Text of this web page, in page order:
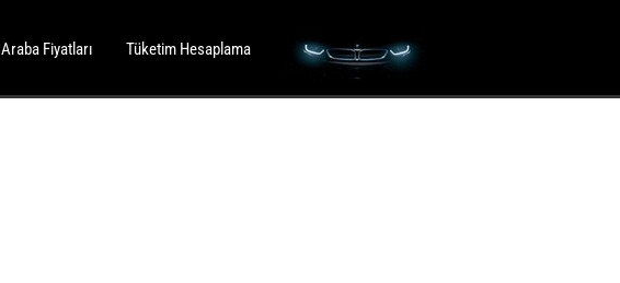
Araba Fiyatları Tüketim Hesaplama